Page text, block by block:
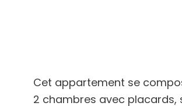
Cet appartement se
2 chambres avec placards,